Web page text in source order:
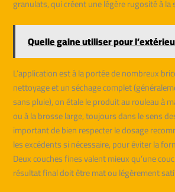
granulats, qui créent une légère rugosité à la
Quelle gaine utiliser pour
L’application est à la portée de nombreux
nettoyage et un séchage complet
sans pluie), on étale le produit au rouleau à
ou à la brosse large, toujours dans le sens
important de bien respecter le dosage
les excédents si nécessaire, pour éviter la
Deux couches fines valent mieux qu’une
résultat final doit être mat ou légèrement